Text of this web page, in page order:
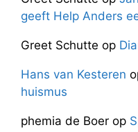
geeft Help Anders
Greet Schutte op
Hans van Kesteren
huismus
phemia de Boer op